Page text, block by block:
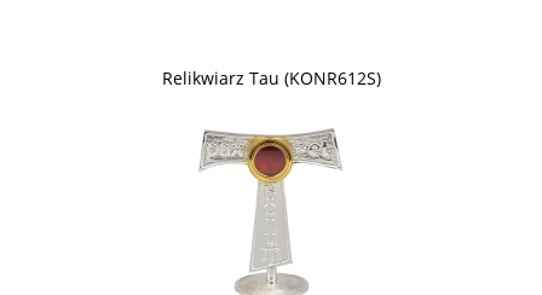
Relikwiarz Tau (KONR612S)